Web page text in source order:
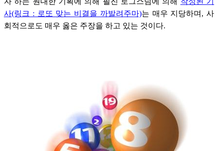
사(링크 : 로또 맞는 비결을 까발려주마)는 매우 지당하며, 사
회적으로도 매우 옳은 주장을 하고 있는 것이다.